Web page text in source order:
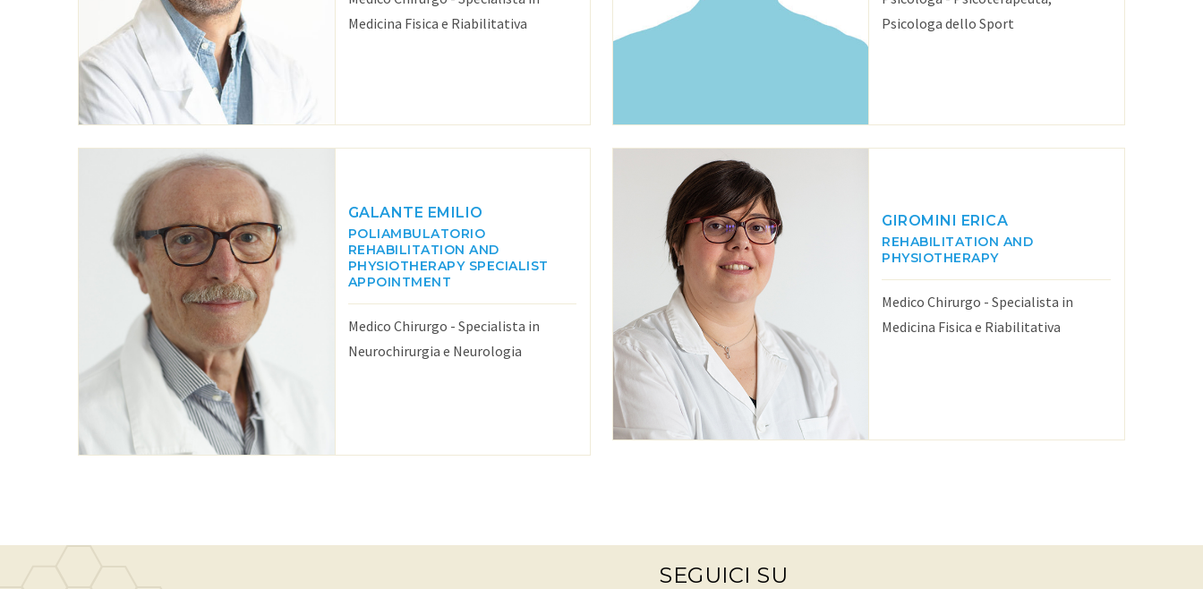
Medicina Fisica e Riabilitativa
Psicologa dello Sport
GALANTE EMILIO
POLIAMBULATORIO
REHABILITATION AND
PHYSIOTHERAPY SPECIALIST
APPOINTMENT
Medico Chirurgo - Specialista in
Neurochirurgia e Neurologia
GIROMINI ERICA
REHABILITATION AND
PHYSIOTHERAPY
Medico Chirurgo - Specialista in
Medicina Fisica e Riabilitativa
SEGUICI SU